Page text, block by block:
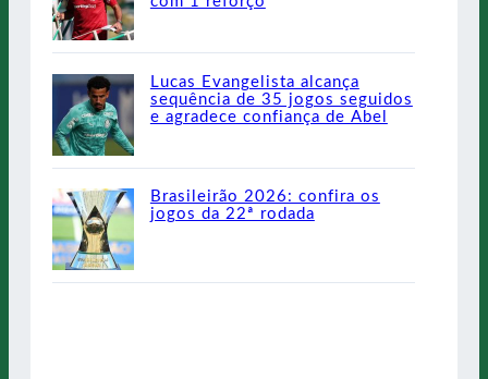
Lucas Evangelista alcança
sequência de 35 jogos seguidos
e agradece confiança de Abel
Brasileirão 2026: confira os
jogos da 22ª rodada